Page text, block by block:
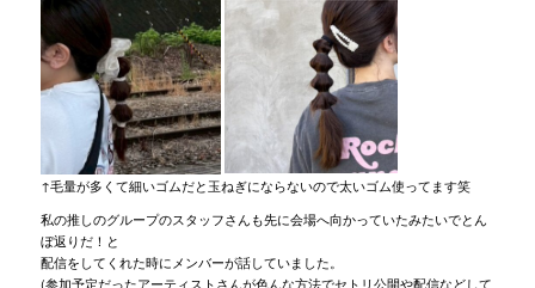
↑毛量が多くて細いゴムだと玉ねぎにならないので太いゴム使ってます笑
私の推しのグループのスタッフさんも先に会場へ向かっていたみたいでとん
ぼ返りだ！と
配信をしてくれた時にメンバーが話していました。
(参加予定だったアーティストさんが色んな方法でセトリ公開や配信などして